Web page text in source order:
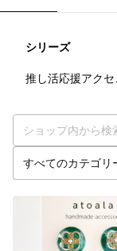
シリーズ